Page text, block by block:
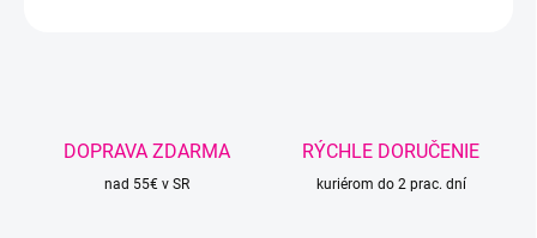
DOPRAVA ZDARMA
nad 55€ v SR
RÝCHLE DORUČENIE
kuriérom do 2 prac. dní